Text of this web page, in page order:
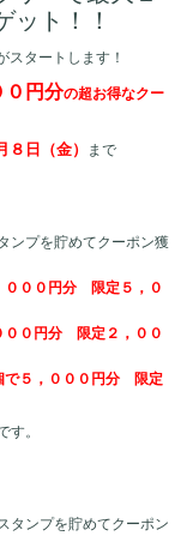
ット！！
スタートします！
０円分の超お得なクー
８日（金） まで
ンプを貯めてクーポン獲
０００円分 限定５，０
００円分 限定２，００
で５，０００円分 限定
。
タンプを貯めてクーポン